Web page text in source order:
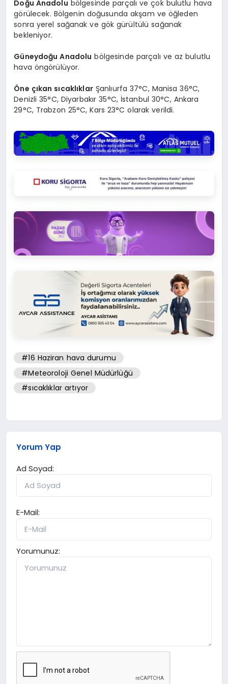
Doğu Anadolu bölgesinde parçalı ve çok bulutlu hava
görülecek. Bölgenin doğusunda akşam ve öğleden
sonra yerel sağanak ve gök gürültülü sağanak
bekleniyor.
Güneydoğu Anadolu bölgesinde parçalı ve az bulutlu
hava öngörülüyor.
Öne çıkan sıcaklıklarŞanlıurfa 37°C, Manisa 36°C,
Denizli 35°C, Diyarbakır 35°C, İstanbul 30°C, Ankara
29°C, Trabzon 25°C, Kars 23°C olarak verildi.
#16 Haziran hava durumu
#Meteoroloji Genel Müdürlüğü
#sıcaklıklar artıyor
Yorum Yap
Ad Soyad:
E-Mail:
Yorumunuz: